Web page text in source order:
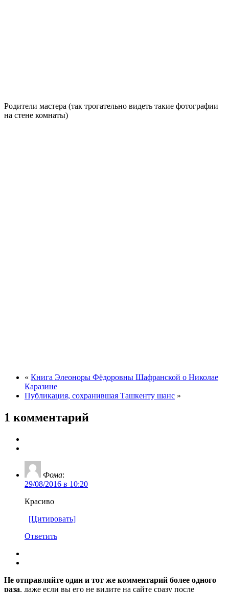
Родители мастера (так трогательно видеть такие фотографии
на стене комнаты)
« Книга Элеоноры Фёдоровны Шафранской о Николае
Каразине
Публикация, сохранившая Ташкенту шанс »
1 комментарий
Фома:
29/08/2016 в 10:20
Красиво
[Цитировать]
Ответить
Не отправляйте один и тот же комментарий более одного
раза, даже если вы его не видите на сайте сразу после